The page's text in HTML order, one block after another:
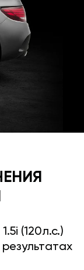
(120л.с.)